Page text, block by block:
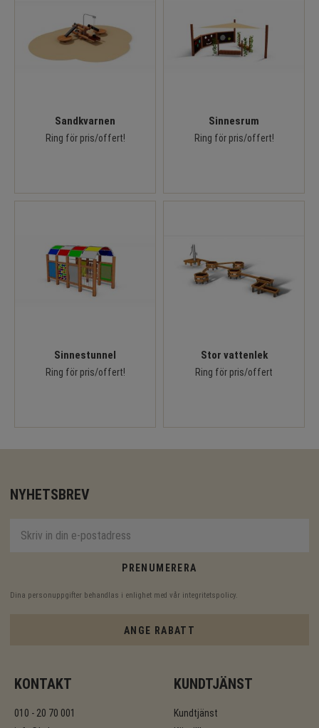
Sandkvarnen
Ring för pris/offert!
Sinnesrum
Ring för pris/offert!
Sinnestunnel
Ring för pris/offert!
Stor vattenlek
Ring för pris/offert
NYHETSBREV
PRENUMERERA
Dina personuppgifter behandlas i enlighet med vår integritetspolicy.
ANGE RABATT
KONTAKT
010 - 20 70 001
KUNDTJÄNST
Kundtjänst